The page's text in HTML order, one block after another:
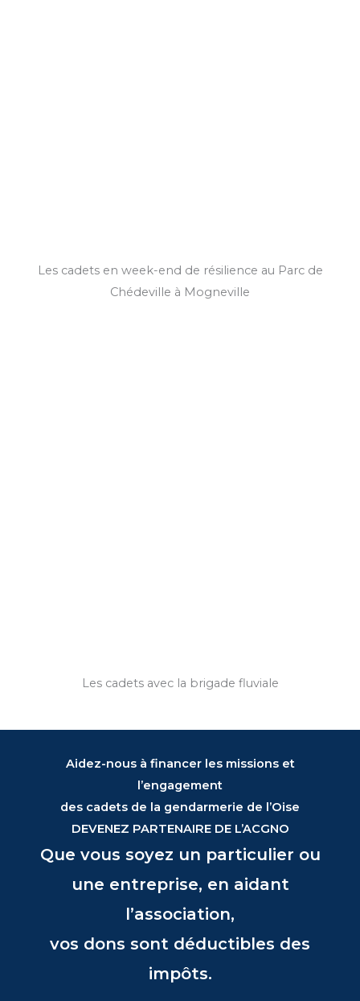
Les cadets en week-end de résilience au Parc de
Chédeville à Mogneville
Les cadets avec la brigade fluviale
Aidez-nous à financer les missions et
l’engagement
des cadets de la gendarmerie de l’Oise
DEVENEZ PARTENAIRE DE L’ACGNO
Que vous soyez un particulier ou
une entreprise, en aidant
l’association,
vos dons sont déductibles des
impôts.